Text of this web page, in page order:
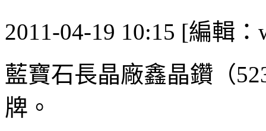
2011-04-19 10:15 [編輯：
藍寶石長晶廠鑫晶鑽（
牌。